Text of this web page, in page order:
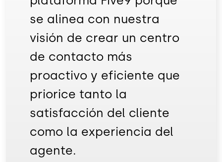
se alinea con nuestra
visión de crear un centro
de contacto más
proactivo y eficiente que
priorice tanto la
satisfacción del cliente
como la experiencia del
agente.